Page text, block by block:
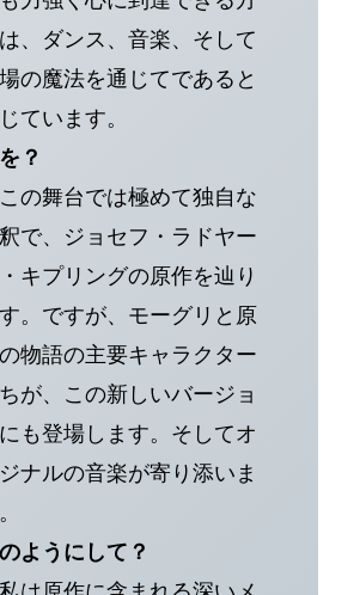
、ダンス、音楽、そして
の魔法を通じてであると
ています。
？
の舞台では極めて独自な
で、ジョセフ・ラドヤー
・キプリングの原作を辿り
。ですが、モーグリと原
物語の主要キャラクター
が、この新しいバージョ
も登場します。そしてオ
ナルの音楽が寄り添いま
ようにして？